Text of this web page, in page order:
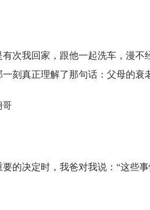
次我回家，跟他一起洗车，漫
刻真正理解了那句话：父母的衰
哥
的决定时，我爸对我说：“这些